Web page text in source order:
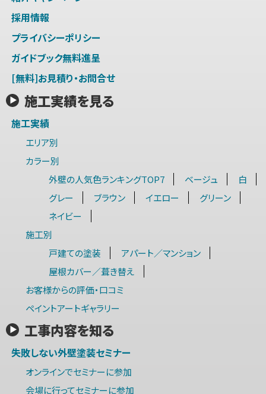
採用情報
プライバシーポリシー
ガイドブック無料進呈
[無料]お見積り・お問合せ
施工実績を見る
施工実績
エリア別
カラー別
外壁の人気色ランキングTOP7
ベージュ
白
グレー
ブラウン イエロー
グリーン
ネイビー
施工別
戸建ての塗装
アパート／マンション
屋根カバー／葺き替え
お客様からの評価・口コミ
ペイントアートギャラリー
工事内容を知る
失敗しない外壁塗装セミナー
オンラインでセミナーに参加
会場に行ってセミナーに参加